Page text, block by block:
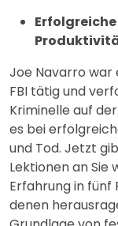
Joe Navarro war
FBI tätig und
Kriminelle auf
es bei
und Tod. Jetzt
Lektionen an Sie
Erfahrung in fünf
denen